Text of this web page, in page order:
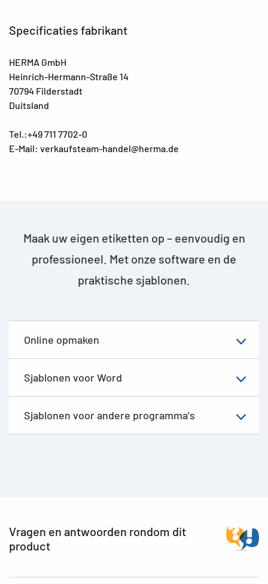
Specificaties fabrikant
HERMA GmbH
Heinrich-Hermann-Straße 14
70794 Filderstadt
Duitsland
Tel.:+49 711 7702-0
E-Mail: verkaufsteam-handel@herma.de
Maak uw eigen etiketten op – eenvoudig en
professioneel. Met onze software en de
praktische sjablonen.
Online opmaken
Sjablonen voor Word
Sjablonen voor andere programma's
Vragen en antwoorden rondom dit
product